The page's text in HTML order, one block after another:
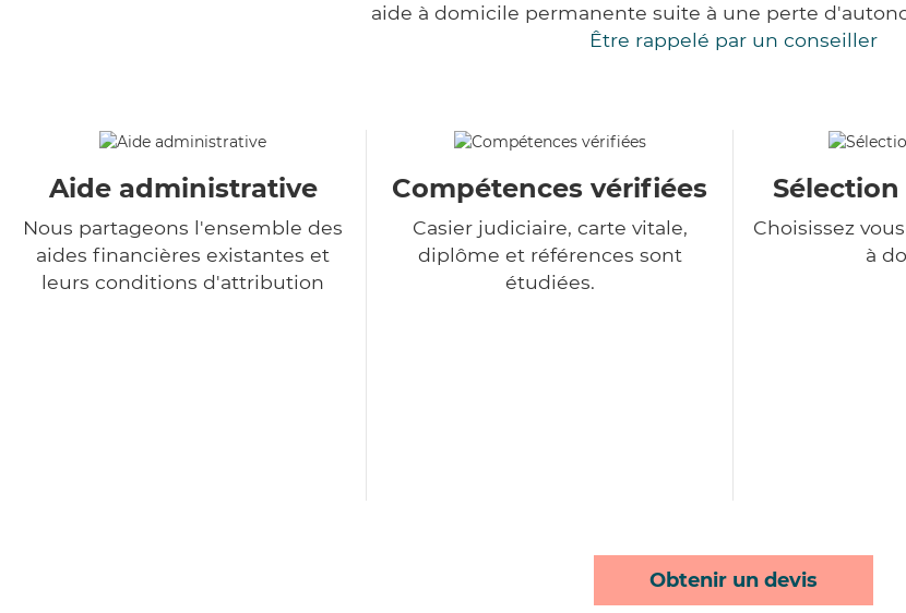
aide à domicile permanente suite à une perte
Être rappelé par un conseiller
Aide administrative
Nous partageons l'ensemble des
aides financières existantes et
leurs conditions d'attribution
Compétences vérifiées
Casier judiciaire, carte vitale,
diplôme et références sont
étudiées.
Choisissez
à
Obtenir un devis